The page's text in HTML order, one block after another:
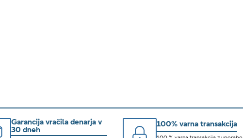
Garancija vračila denarja v
30 dneh
100% varna transakcija